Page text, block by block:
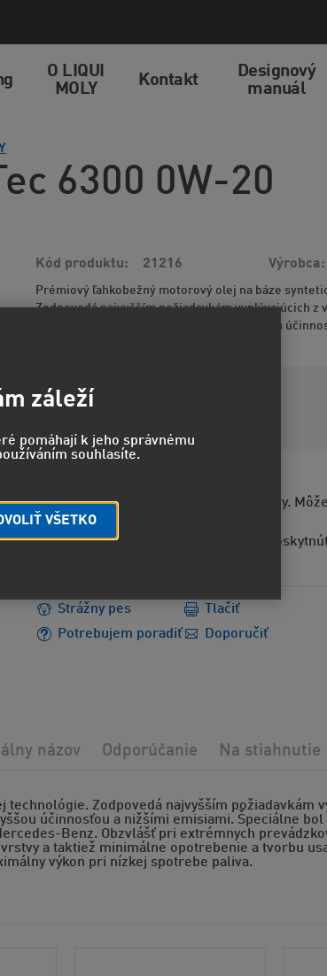
O LIQUI
MOLY
Kontakt
Designový
manuál
6300 0W-20
Kód produktu 21216 Výrobca
Prémiový ľahkobežný motorový olej na báze
Zodpovedá najvyšším požiadavkám vyplývajúcich z
výkonnejších motorov disponujúcich vyššou
24,53 EUR
EUH208 - Obsahuje alergénne látky.
reakciu.
EUH210 - Na požiadanie možno
Strážny pes
Potrebujem poradiť
Doporučiť
Tlačiť
Zodpovedá najvyšším požiadavkám
účinnosťou a nižšími emisiami. Špeciálne bol
Benz. Obzvlášť pri extrémnych
a taktiež minimálne opotrebenie a tvorbu
výkon pri nízkej spotrebe paliva.
názov Odporúčanie Na stiahnutie
záleží
pomáhají k jeho správnému
souhlasíte.
VŠETKO